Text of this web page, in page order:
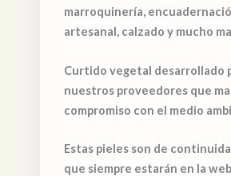
marroquinería,
artesanal, calzado y mucho
Curtido vegetal desarrollado
nuestros proveedores que
compromiso con el medio
Estas pieles son de
que siempre estarán en la web